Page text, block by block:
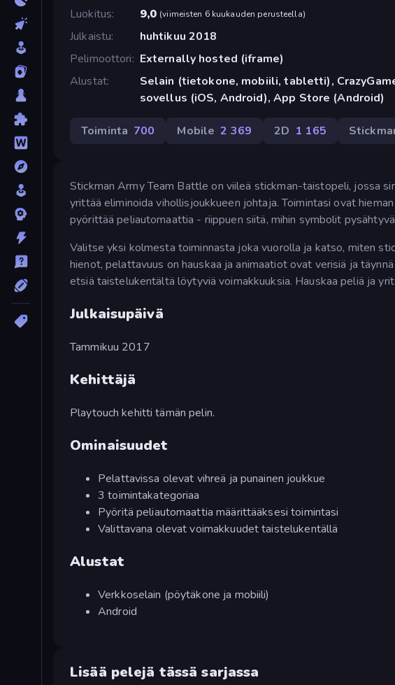
Luokitus
9,0 (viimeisten 6 kuukauden perusteella)
Julkaistu
huhtikuu 2018
Pelimoottori
Externally hosted (iframe)
Alustat
Selain (tietokone, mobiili, tabletti),
sovellus (iOS, Android), App Store (Android)
Toiminta 700 Mobile 2 369 2D 1 165
Stickman Army Team Battle on viileä stickman-taistopeli, jossa
yrittää eliminoida vihollisjoukkueen johtaja. Toimintasi ovat
pyörittää peliautomaattia - riippuen siitä, mihin symbolit
Valitse yksi kolmesta toiminnasta joka vuorolla ja katso, miten
hienot, pelattavuus on hauskaa ja animaatiot ovat verisiä ja
etsiä taistelukentältä löytyviä voimakkuuksia. Hauskaa peliä ja
Julkaisupäivä
Tammikuu 2017
Kehittäjä
Playtouch kehitti tämän pelin.
Ominaisuudet
Pelattavissa olevat vihreä ja punainen joukkue
3 toimintakategoriaa
Pyöritä peliautomaattia määrittääksesi toimintasi
Valittavana olevat voimakkuudet taistelukentällä
Alustat
Verkkoselain (pöytäkone ja mobiili)
Android
Lisää pelejä tässä sarjassa